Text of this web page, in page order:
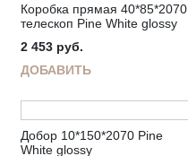
Коробка прямая 40*85*2070
телескоп Pine White glossy
2 453 руб.
ДОБАВИТЬ
Добор 10*150*2070 Pine
White glossy